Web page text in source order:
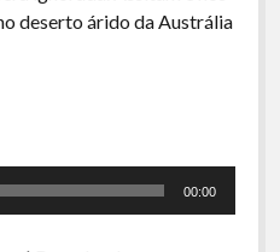
deserto árido da Austrália
00:00